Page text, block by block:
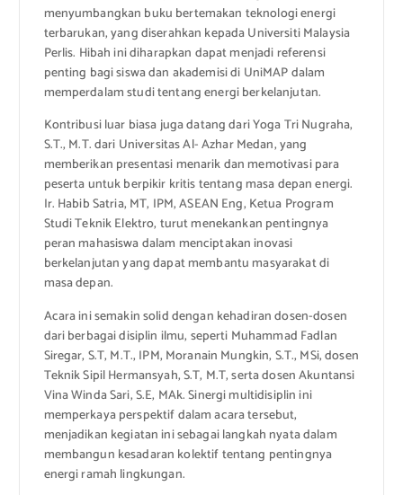
menyumbangkan buku bertemakan teknologi energi
terbarukan, yang diserahkan kepada Universiti Malaysia
Perlis. Hibah ini diharapkan dapat menjadi referensi
penting bagi siswa dan akademisi di UniMAP dalam
memperdalam studi tentang energi berkelanjutan.
Kontribusi luar biasa juga datang dari Yoga Tri Nugraha,
S.T., M.T. dari Universitas Al- Azhar Medan, yang
memberikan presentasi menarik dan memotivasi para
peserta untuk berpikir kritis tentang masa depan energi.
Ir. Habib Satria, MT, IPM, ASEAN Eng, Ketua Program
Studi Teknik Elektro, turut menekankan pentingnya
peran mahasiswa dalam menciptakan inovasi
berkelanjutan yang dapat membantu masyarakat di
masa depan.
Acara ini semakin solid dengan kehadiran dosen-dosen
dari berbagai disiplin ilmu, seperti Muhammad Fadlan
Siregar, S.T, M.T., IPM, Moranain Mungkin, S.T., MSi, dosen
Teknik Sipil Hermansyah, S.T, M.T, serta dosen Akuntansi
Vina Winda Sari, S.E, MAk. Sinergi multidisiplin ini
memperkaya perspektif dalam acara tersebut,
menjadikan kegiatan ini sebagai langkah nyata dalam
membangun kesadaran kolektif tentang pentingnya
energi ramah lingkungan.